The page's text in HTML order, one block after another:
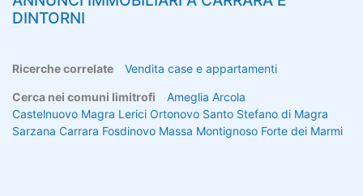
DINTORNI
Ricerche correlate Vendita case e appartamenti
Cerca nei comuni limitrofi Ameglia Arcola
Castelnuovo Magra Lerici Ortonovo Santo Stefano di Magra
Sarzana Carrara Fosdinovo Massa Montignoso Forte dei Marmi